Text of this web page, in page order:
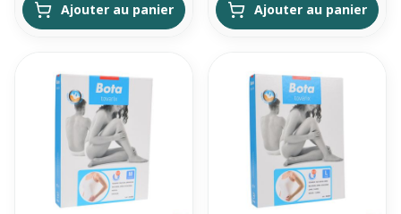
Ajouter au panier Ajouter au panier